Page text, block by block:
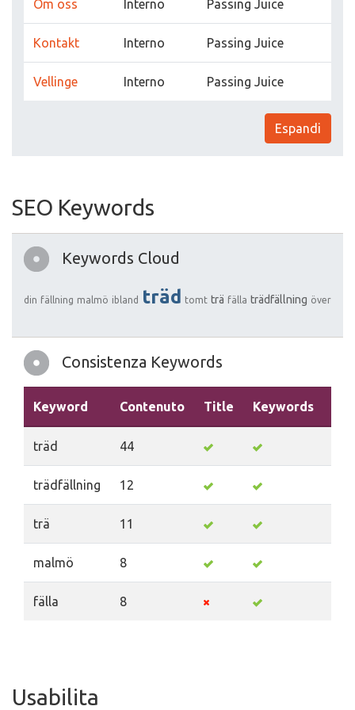
Om oss Interno Passing Juice
Kontakt Interno Passing Juice
Vellinge Interno Passing Juice
Espandi
SEO Keywords
Keywords Cloud
din fällning malmö ibland träd tomt trä fälla trädfällning över
Consistenza Keywords
Keyword Contenuto Title Keywords
träd 44
trädfällning 12
trä 11
malmö 8
fälla 8
Usabilita